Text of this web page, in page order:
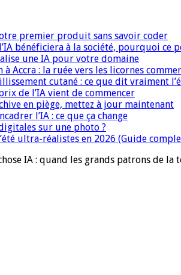
premier produit sans savoir coder
bénéficiera à la société, pourquoi ce
une IA pour votre domaine
Accra : la ruée vers les licornes
cutané : ce que dit vraiment
de l’IA vient de commencer
en piège, mettez à jour maintenant
l’IA : ce que ça change
sur une photo ?
ultra-réalistes en 2026 (Guide
IA : quand les grands patrons de la